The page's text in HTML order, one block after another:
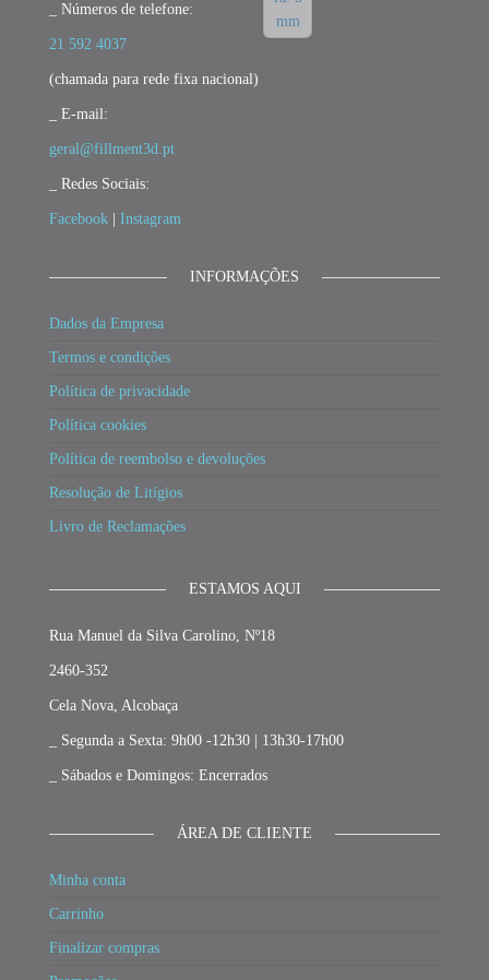
_ Números de telefone:
21 592 4037
(chamada para rede fixa nacional)
_ E-mail:
geral@fillment3d.pt
_ Redes Sociais:
Facebook Instagram
INFORMAÇÕES
Dados da Empresa
Termos e condições
Política de privacidade
Política cookies
Política de reembolso e devoluções
Resolução de Litígios
Livro de Reclamações
ESTAMOS AQUI
Rua Manuel da Silva Carolino, Nº18
2460-352
Cela Nova, Alcobaça
_ Segunda a Sexta: 9h00 -12h30 | 13h30-17h00
_ Sábados e Domingos: Encerrados
ÁREA DE CLIENTE
Minha conta
Carrinho
Finalizar compras